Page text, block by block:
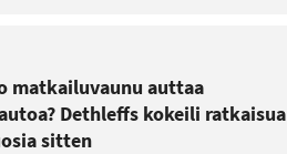
matkailuvaunu auttaa
Dethleffs kokeili ratkaisua
sitten